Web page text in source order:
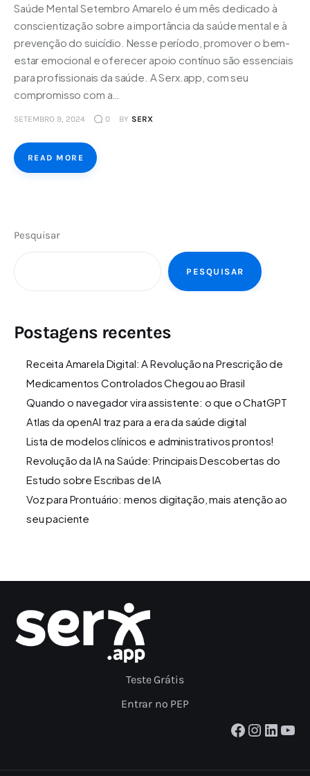
Saúde Mental Setembro Amarelo é um mês dedicado à
conscientização sobre a importância da saúde mental e à
prevenção do suicídio. Nesse período, promover o bem-
estar emocional e oferecer apoio contínuo são essenciais
para profissionais da saúde. A Serx.app, com seu
compromisso com a…
SETEMBRO 9, 2024 0 BY SERX
READ MORE
Pesquisar
PESQUISAR
Postagens recentes
Receita Amarela Digital: A Revolução na Prescrição de
Medicamentos Controlados Chegou ao Brasil
Quando o navegador vira assistente: o que o ChatGPT
Atlas da openAI traz para a era da saúde digital
Lista de modelos clínicos e administrativos prontos!
Revolução da IA na Saúde: Principais Descobertas do
Estudo sobre Escribas de IA
Voz para Prontuário: menos digitação, mais atenção ao
seu paciente
Teste Grátis
Entrar no PEP
Facebook Instagram LinkedIn Youtube